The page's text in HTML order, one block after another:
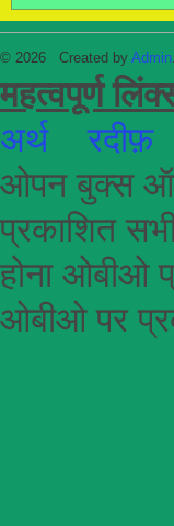
© 2026 Created by Admin
महत्वपूर्ण
अर्थ
रदीफ़
ओपन बुक्स
प्रकाशित
होना ओबीओ
ओबीओ पर